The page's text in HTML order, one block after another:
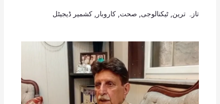
تازہ ترین ٹیکنالوجی صحت کاروبار کشمیر ڈیجیٹل